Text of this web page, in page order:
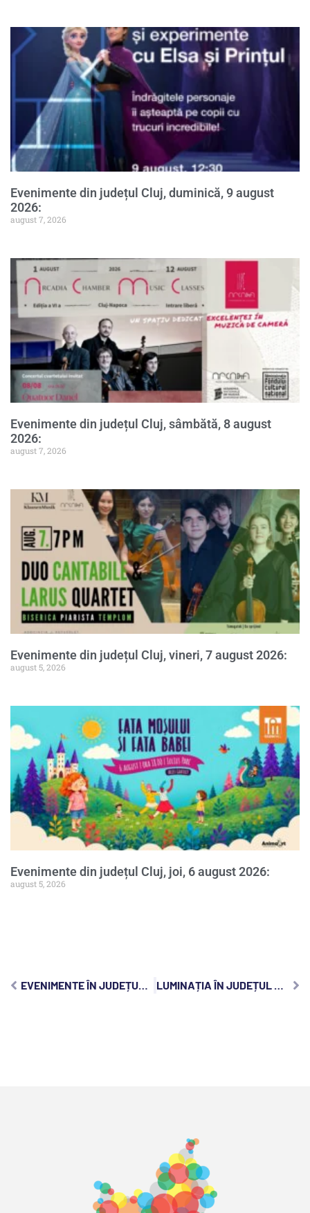
Evenimente din județul Cluj, duminică, 9 august
2026:
august 7, 2026
Evenimente din județul Cluj, sâmbătă, 8 august
2026:
august 7, 2026
Evenimente din județul Cluj, vineri, 7 august 2026:
august 5, 2026
Evenimente din județul Cluj, joi, 6 august 2026:
august 5, 2026
EVENIMENTE ÎN JUDEȚUL CLUJ, SÂMBĂTĂ, 22 OCTOMBRIE 2022: LUMINAȚIA ÎN JUDEȚUL CLUJ: TRADIȚII ȘI OBICEIURI